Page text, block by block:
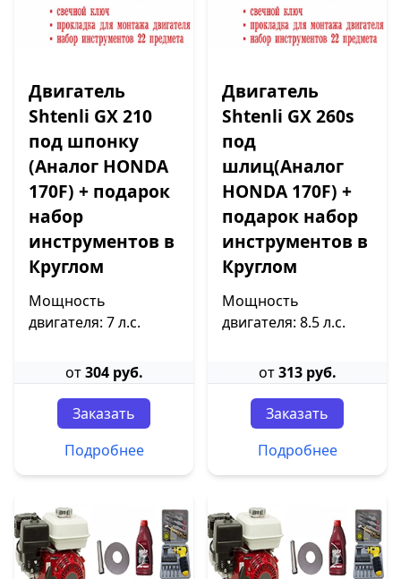
Двигатель
Shtenli GX 210
под шпонку
(Аналог HONDA
170F) + подарок
набор
инструментов в
Круглом
Мощность
двигателя: 7 л.с.
от304 руб.
Заказать
Подробнее
Двигатель
Shtenli GX 260s
под
шлиц(Аналог
HONDA 170F) +
подарок набор
инструментов в
Круглом
Мощность
двигателя: 8.5 л.с.
от313 руб.
Заказать
Подробнее